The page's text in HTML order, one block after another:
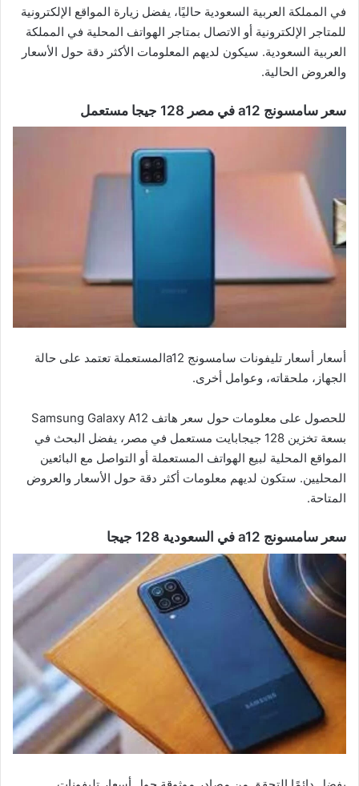
في المملكة العربية السعودية حاليًا، يفضل زيارة المواقع الإلكترونية
للمتاجر الإلكترونية أو الاتصال بمتاجر الهواتف المحلية في المملكة
العربية السعودية. سيكون لديهم المعلومات الأكثر دقة حول الأسعار
والعروض الحالية.
سعر سامسونج a12 في مصر 128 جيجا مستعمل
أسعار أسعار تليفونات سامسونج a12المستعملة تعتمد على حالة
الجهاز، ملحقاته، وعوامل أخرى.
للحصول على معلومات حول سعر هاتف Samsung Galaxy A12
بسعة تخزين 128 جيجابايت مستعمل في مصر، يفضل البحث في
المواقع المحلية لبيع الهواتف المستعملة أو التواصل مع البائعين
المحليين. ستكون لديهم معلومات أكثر دقة حول الأسعار والعروض
المتاحة.
سعر سامسونج a12 في السعودية 128 جيجا